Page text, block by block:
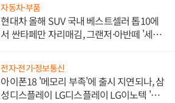
자동차·부품
현대차 올해 SUV 국내 베스트셀러 톱10에
서 싼타페만 자리매김, 그랜저·아반떼 '세단
전자·전기·정보통신
아이폰18 '메모리 부족'에 출시 지연되나, 삼
성디스플레이 LG디스플레이 LG이노텍 '탈